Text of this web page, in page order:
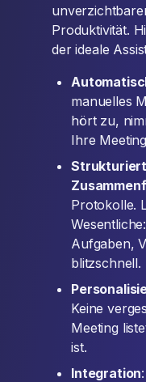
Produktivität.
der ideale
manuelles
hört zu,
Ihre
Protokolle.
Aufgaben,
blitzschnell.
Keine
Meeting
ist.
Integration